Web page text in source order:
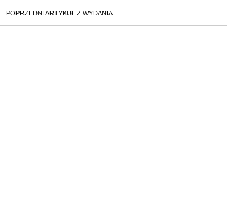
POPRZEDNI ARTYKUŁ Z WYDANIA